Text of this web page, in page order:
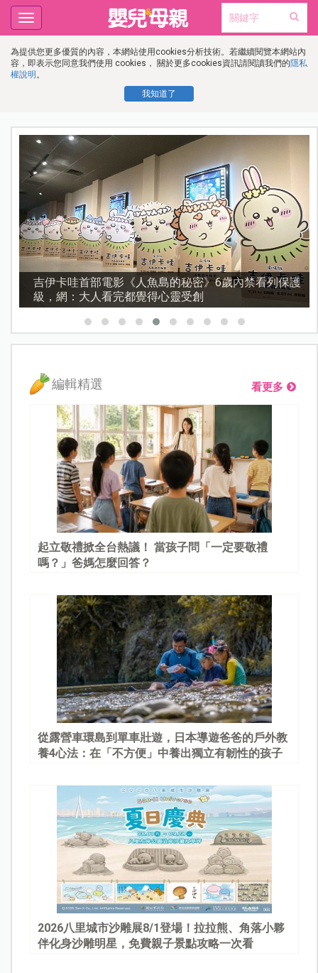
為提供您更多優質的內容，本網站使用cookies分析技術。若繼續閱覽本網站內
容，即表示您同意我們使用 cookies， 關於更多cookies資訊請閱讀我們的隱私
權說明 。
我知道了
Toggle
navigation
吉伊卡哇首部電影《人魚島的秘密》6歲內禁看列保護
級，網：大人看完都覺得心靈受創
編輯精選 看更多
起立敬禮掀全台熱議！ 當孩子問「一定要敬禮
嗎？」爸媽怎麼回答？
從露營車環島到單車壯遊，日本導遊爸爸的戶外教
養4心法：在「不方便」中養出獨立有韌性的孩子
2026八里城市沙雕展8/1登場！拉拉熊、角落小夥
伴化身沙雕明星，免費親子景點攻略一次看